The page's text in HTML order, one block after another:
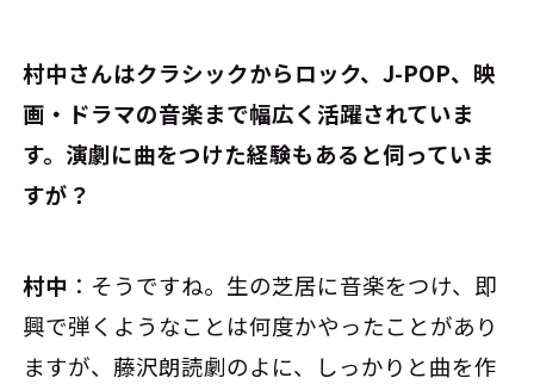
――村中さんはクラシックからロック、J-POP、映
画・ドラマの音楽まで幅広く活躍されていま
す。演劇に曲をつけた経験もあると伺っていま
すが？
村中 ：そうですね。生の芝居に音楽をつけ、即
興で弾くようなことは何度かやったことがあり
ますが、藤沢朗読劇のよに、しっかりと曲を作